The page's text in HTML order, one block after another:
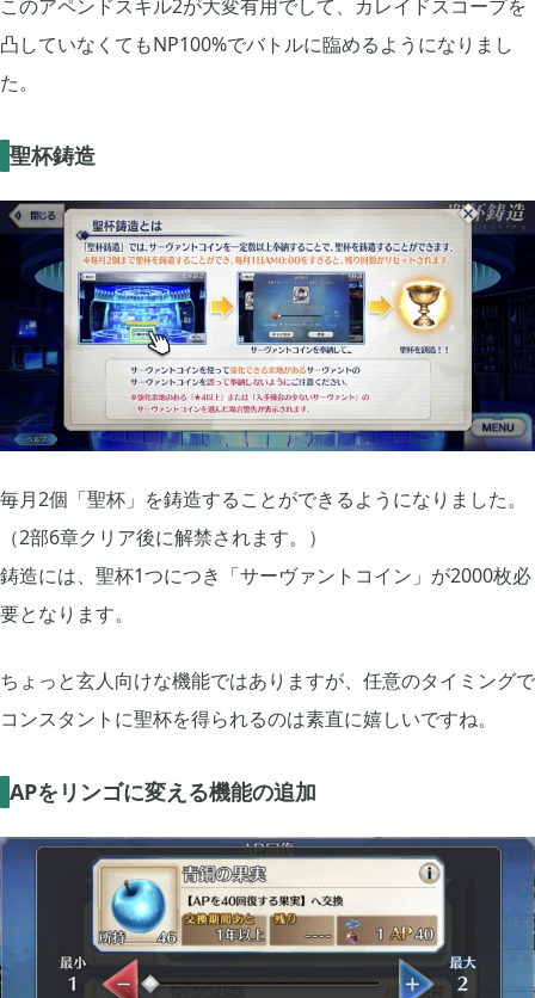
このアペンドスキル2が大変有用でして、カレイドスコープを
凸していなくてもNP100%でバトルに臨めるようになりまし
た。
聖杯鋳造
毎月2個「聖杯」を鋳造することができるようになりました。
（2部6章クリア後に解禁されます。）
鋳造には、聖杯1つにつき「サーヴァントコイン」が2000枚必
要となります。
ちょっと玄人向けな機能ではありますが、任意のタイミングで
コンスタントに聖杯を得られるのは素直に嬉しいですね。
APをリンゴに変える機能の追加